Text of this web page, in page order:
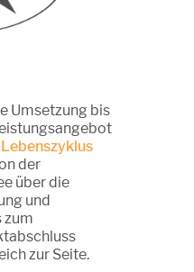
Umsetzung bis
der
über die
und
zum
zur Seite.